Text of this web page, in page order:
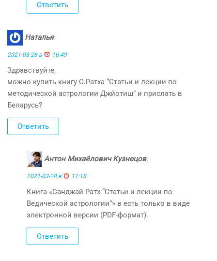
Ответить
Наталья:
2021-03-26 в 16:49
Здравствуйте,
можно купить книгу С.Ратха “Статьи и лекции по
методической астрологии Джйотиш” и прислать в
Беларусь?
Ответить
Антон Михайлович Кузнецов:
2021-03-28 в 11:18
Книга «Санджай Ратх “Статьи и лекции по
Ведической астрологии”» в есть только в виде
электронной версии (PDF-формат).
Ответить